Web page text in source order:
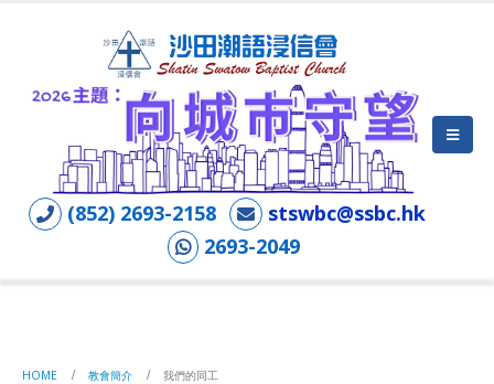
(852) 2693-2158
stswbc@ssbc.hk
2693-2049
HOME 教會簡介 我們的同工